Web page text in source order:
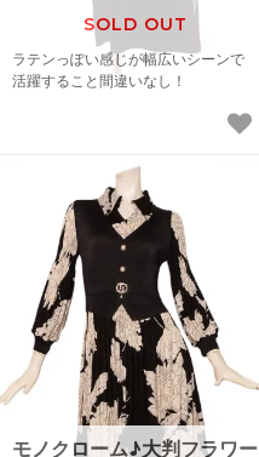
SOLD OUT
ラテンっぽい感じが幅広いシーンで
活躍すること間違いなし！
モノクローム♪大判フラワー